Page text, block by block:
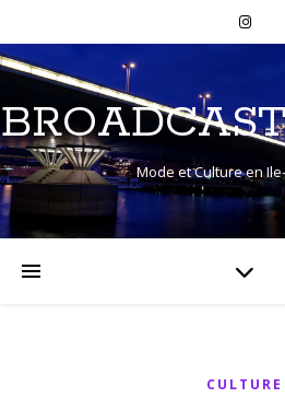
Mode et Culture en
CULTURE